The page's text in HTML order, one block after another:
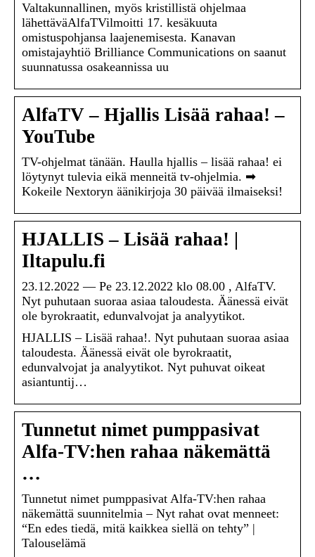
Valtakunnallinen, myös kristillistä ohjelmaa
lähettäväAlfaTVilmoitti 17. kesäkuuta
omistuspohjansa laajenemisesta. Kanavan
omistajayhtiö Brilliance Communications on saanut
suunnatussa osakeannissa uu
AlfaTV – Hjallis Lisää rahaa! –
YouTube
TV-ohjelmat tänään. Haulla hjallis – lisää rahaa! ei
löytynyt tulevia eikä menneitä tv-ohjelmia. ➡
️Kokeile Nextoryn äänikirjoja 30 päivää ilmaiseksi!
HJALLIS – Lisää rahaa! |
Iltapulu.fi
23.12.2022 — Pe 23.12.2022 klo 08.00 , AlfaTV.
Nyt puhutaan suoraa asiaa taloudesta. Äänessä eivät
ole byrokraatit, edunvalvojat ja analyytikot.
HJALLIS – Lisää rahaa!. Nyt puhutaan suoraa asiaa
taloudesta. Äänessä eivät ole byrokraatit,
edunvalvojat ja analyytikot. Nyt puhuvat oikeat
asiantuntij…
Tunnetut nimet pumppasivat
Alfa-TV:hen rahaa näkemättä
…
Tunnetut nimet pumppasivat Alfa-TV:hen rahaa
näkemättä suunnitelmia – Nyt rahat ovat menneet:
“En edes tiedä, mitä kaikkea siellä on tehty” |
Talouselämä